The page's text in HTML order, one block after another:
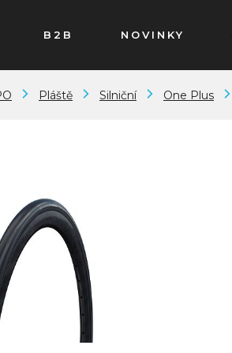
B2B NOVINKY
Pláště Silniční One Plus